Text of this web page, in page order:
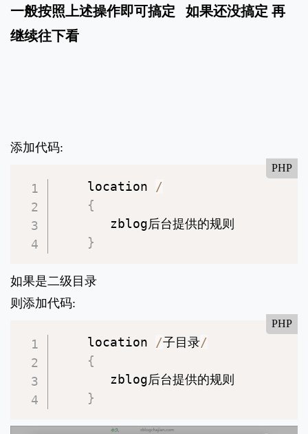
一般按照上述操作即可搞定 如果还没搞定 再
继续往下看
添加代码:
PHP
    location
/
{
       zblog后台提供的规则
}
如果是二级目录
则添加代码:
PHP
    location
/子目录/
{
       zblog后台提供的规则
}